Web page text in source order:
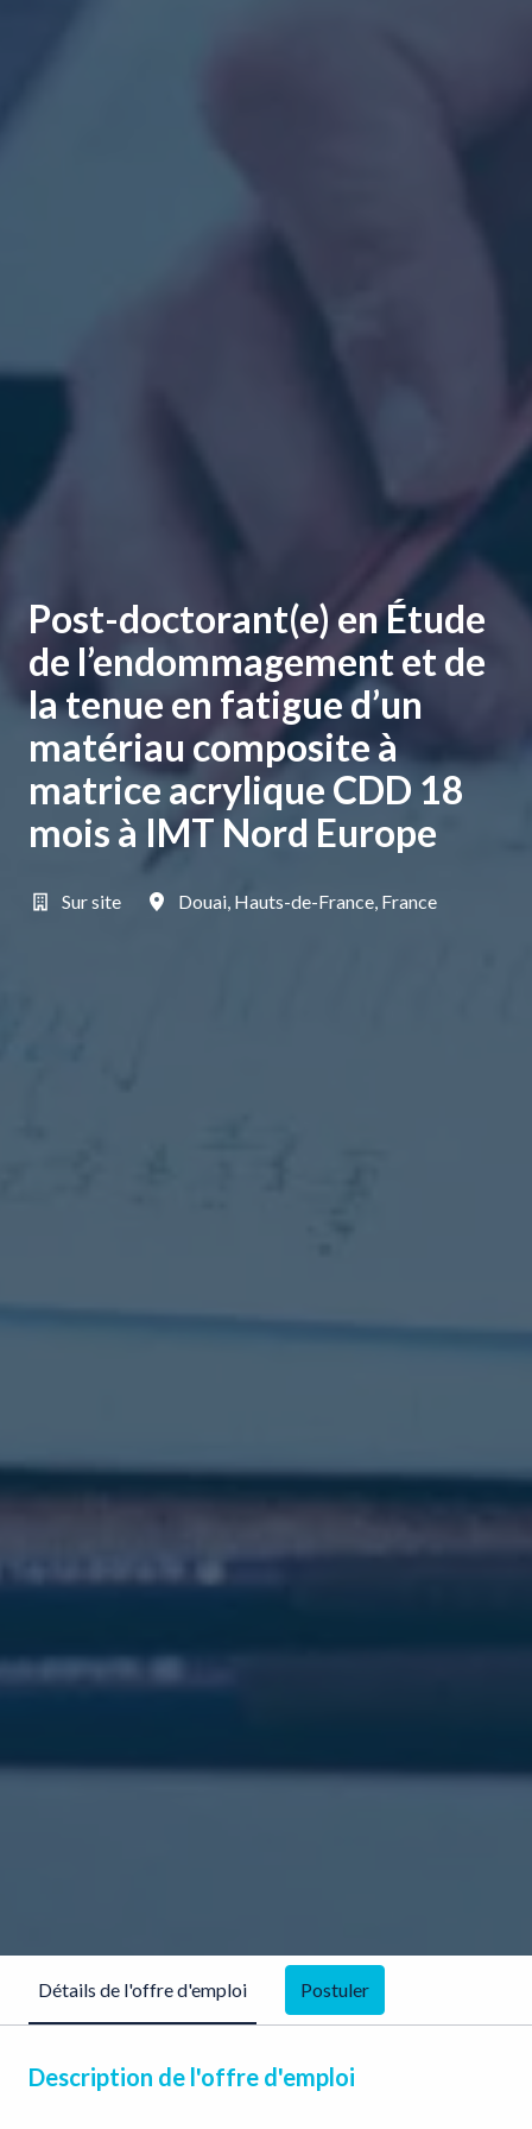
Post-doctorant(e) en Étude
de l’endommagement et de
la tenue en fatigue d’un
matériau composite à
matrice acrylique CDD 18
mois à IMT Nord Europe
Sur site Douai Hauts-de-France France
Détails de l'offre d'emploi Postuler
Description de l'offre d'emploi